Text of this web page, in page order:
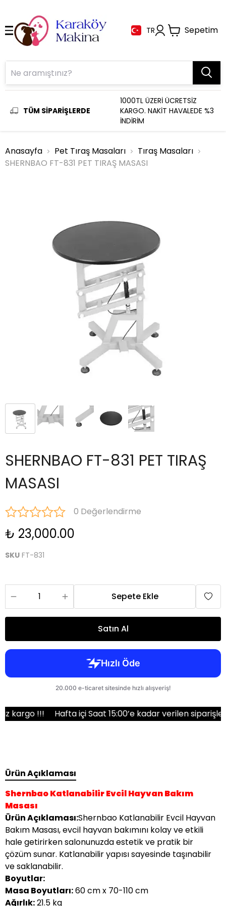
TR Sepetim
TÜM SİPARİŞLERDE
1000TL ÜZERİ ÜCRETSİZ
KARGO. NAKİT HAVALEDE %3
İNDİRİM
Anasayfa Pet Tıraş Masaları
Tıraş Masaları
SHERNBAO FT-831 PET TIRAŞ MASASI
SHERNBAO FT-831 PET TIRAŞ
MASASI
0 Değerlendirme
₺ 23,000.00
SKU FT-831
Sepete Ekle
Satın Al
!!! Hafta içi Saat 15:00’e kadar verilen siparişler
Ürün Açıklaması
Shernbao Katlanabilir Evcil Hayvan Bakım
Masası
Ürün Açıklaması:Shernbao Katlanabilir Evcil Hayvan
Bakım Masası, evcil hayvan bakımını kolay ve etkili
hale getirirken salonunuzda estetik ve pratik bir
çözüm sunar. Katlanabilir yapısı sayesinde taşınabilir
ve saklanabilir.
Boyutlar:
Masa Boyutları:60 cm x 70-110 cm
Ağırlık:21.5 kg